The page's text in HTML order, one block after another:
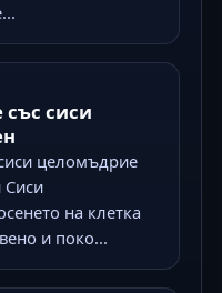
сиси
целомъдрие
Сиси
на клетка
и поко...